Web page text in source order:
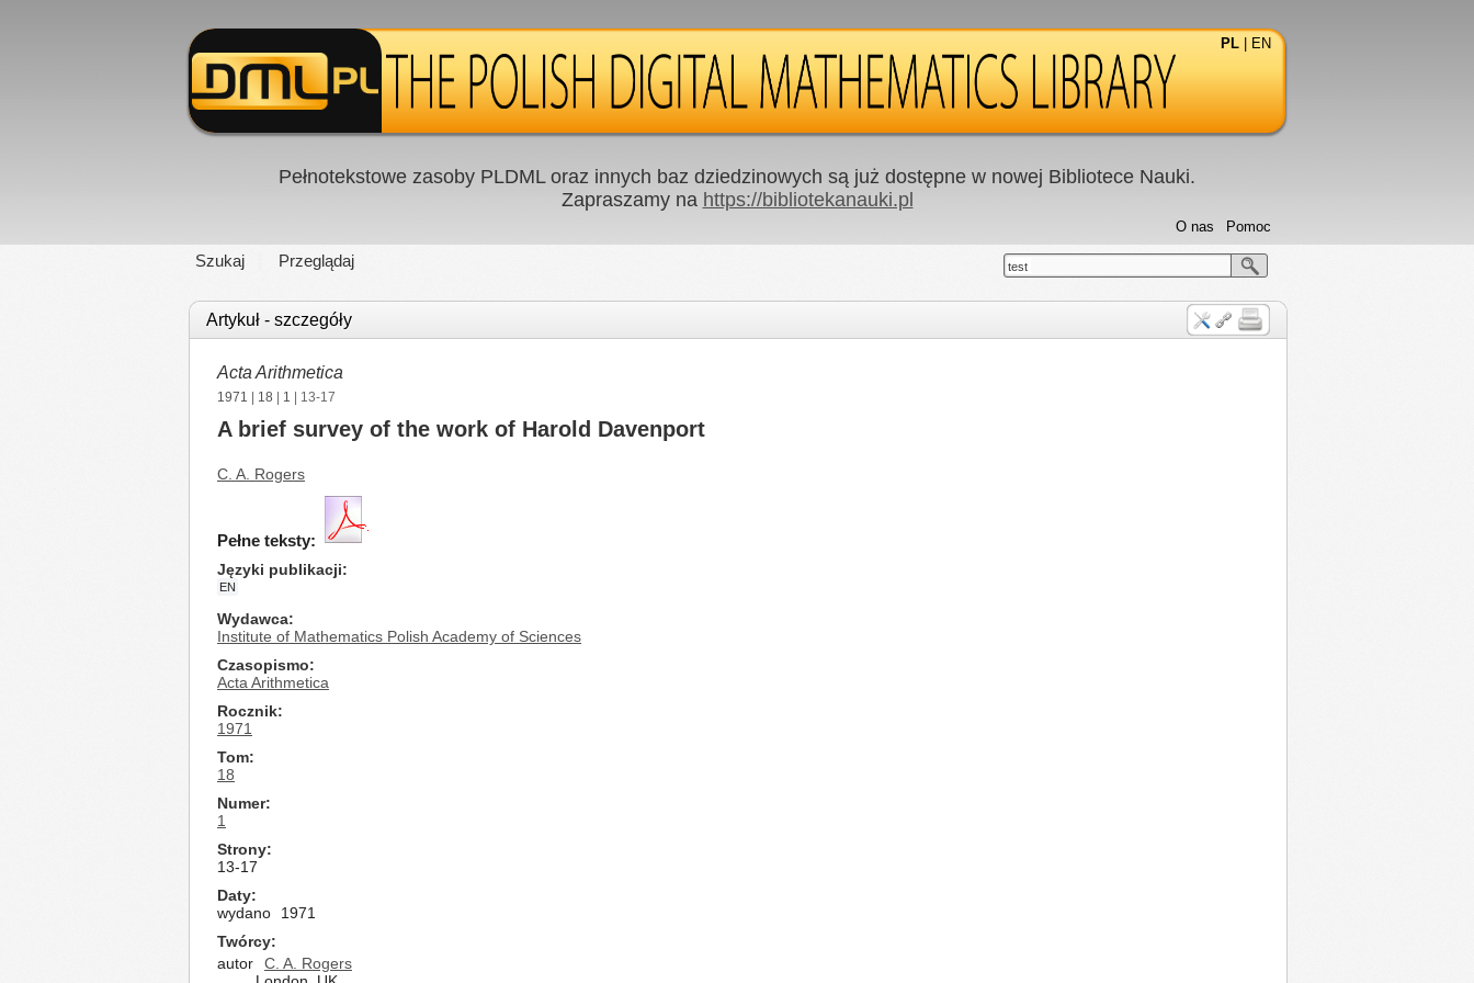
PL EN
Pełnotekstowe zasoby PLDML oraz innych baz dziedzinowych są już dostępne w nowej Bibliotece Nauki.
Zapraszamy na https://bibliotekanauki.pl
Szukaj Przeglądaj
Pomoc
O nas
test
Artykuł - szczegóły
Acta Arithmetica
1971 18 1 | 13-17
A brief survey of the work of Harold Davenport
C. A. Rogers
Pełne teksty:
Języki publikacji
EN
Wydawca
Institute of Mathematics Polish Academy of Sciences
Czasopismo
Acta Arithmetica
Rocznik
1971
Tom
18
Numer
1
Strony
13-17
Daty
wydano
1971
Twórcy
autor
C. A. Rogers